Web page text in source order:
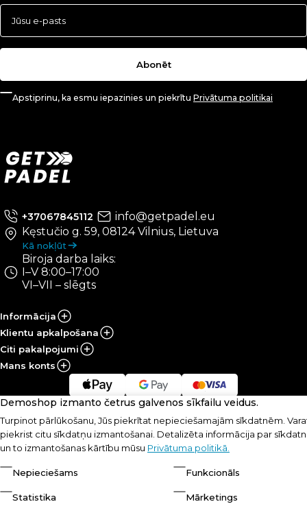
Apstiprinu, ka esmu iepazinies un piekrītu Privātuma politikai
Abonēt
+37067845112
info@getpadel.eu
Kęstučio g. 59, 08124 Vilnius, Lietuva
Kā nokļūt
Biroja darba laiks:
I–V 8:00–17:00
VI–VII – slēgts
Informācija
Klientu apkalpošana
Citi pakalpojumi
Mans konts
© UAB „PRS Sportas“, 2021-2026
Demoshop izmanto četrus galvenos sīkfailu veidus.
Turpinot pārlūkošanu, Jūs piekrītat nepieciešamajām sīkdatnēm.
piekrist citu sīkdatņu izmantošanai. Detalizēta informācija par
un to izmantošanas kārtību mūsu Privātuma politikā.
Nepieciešams Funkcionāls
Statistika Mārketings